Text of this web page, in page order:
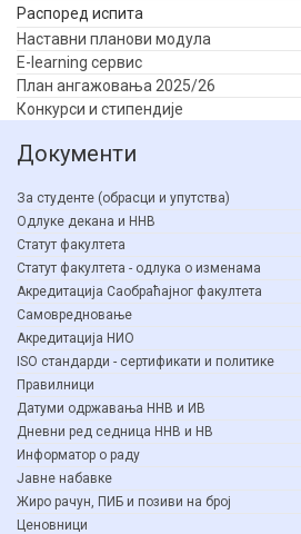
Распоред испита
Наставни планови модула
E-learning сервис
План ангажовања 2025/26
Конкурси и стипендије
Документи
За студенте (обрасци и упутства)
Одлуке декана и ННВ
Статут факултета
Статут факултета - одлука о изменама
Акредитација Саобраћајног факултета
Самовредновање
Акредитација НИО
ISO стандарди - сертификати и политике
Правилници
Датуми одржавања ННВ и ИВ
Дневни ред седница ННВ и НВ
Информатор о раду
Јавне набавке
Жиро рачун, ПИБ и позиви на број
Ценовници